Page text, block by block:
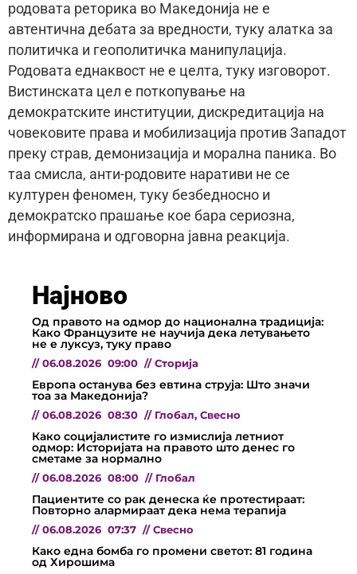
родовата реторика во Македонија не е
автентична дебата за вредности, туку алатка за
политичка и геополитичка манипулација.
Родовата еднаквост не е целта, туку изговорот.
Вистинската цел е поткопување на
демократските институции, дискредитација на
човековите права и мобилизација против Западот
преку страв, демонизација и морална паника. Во
таа смисла, анти-родовите наративи не се
културен феномен, туку безбедносно и
демократско прашање кое бара сериозна,
информирана и одговорна јавна реакција.
Најново
Од правото на одмор до национална традиција:
Како Французите не научија дека летувањето
не е луксуз, туку право
// 06.08.2026 09:00 // Сторија
Европа останува без евтина струја: Што значи
тоа за Македонија?
// 06.08.2026 08:30 // Глобал, Свесно
Како социјалистите го измислија летниот
одмор: Историјата на правото што денес го
сметаме за нормално
// 06.08.2026 08:00 // Глобал
Пациентите со рак денеска ќе протестираат:
Повторно алармираат дека нема терапија
// 06.08.2026 07:37 // Свесно
Како една бомба го промени светот: 81 година
од Хирошима